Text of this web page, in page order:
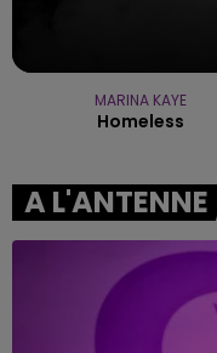
MARINA KAYE
Homeless
A L'ANTENNE